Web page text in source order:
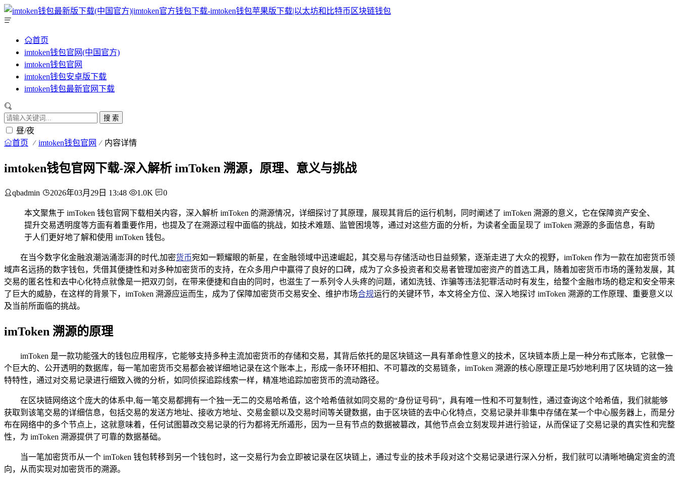
首页
imtoken钱包官网(中国官方)
imtoken钱包官网
imtoken钱包安卓版下载
imtoken钱包最新官网下载
搜 索
昼/夜
首页 imtoken钱包官网 内容详情
imtoken钱包官网下载-深入解析 imToken 溯源，原理、意义与挑战
qbadmin 2026年03月29日 13:48 1.0K 0
本文聚焦于 imToken 钱包官网下载相关内容，深入解析 imToken 的溯源情况，详细探讨了其原理，展现其背后的运行机制，同时阐述了 imToken 溯源的意义，它在保障资产安全、
提升交易透明度等方面有着重要作用，也提及了在溯源过程中面临的挑战，如技术难题、监管困境等，通过对这些方面的分析，为读者全面呈现了 imToken 溯源的多面信息，有助
于人们更好地了解和使用 imToken 钱包。
在当今数字化金融浪潮汹涌澎湃的时代,加密货币宛如一颗耀眼的新星，在金融领域中迅速崛起，其交易与存储活动也日益频繁，逐渐走进了大众的视野，imToken 作为一款在加密货币领
域声名远扬的数字钱包，凭借其便捷性和对多种加密货币的支持，在众多用户中赢得了良好的口碑，成为了众多投资者和交易者管理加密资产的首选工具，随着加密货币市场的蓬勃发展，其
交易的匿名性和去中心化特点就像是一把双刃剑，在带来便捷和自由的同时，也滋生了一系列令人头疼的问题，诸如洗钱、诈骗等违法犯罪活动时有发生，给整个金融市场的稳定和安全带来
了巨大的威胁，在这样的背景下，imToken 溯源应运而生，成为了保障加密货币交易安全、维护市场合规运行的关键环节，本文将全方位、深入地探讨 imToken 溯源的工作原理、重要意义以
及当前所面临的挑战。
imToken 溯源的原理
imToken 是一款功能强大的钱包应用程序，它能够支持多种主流加密货币的存储和交易，其背后依托的是区块链这一具有革命性意义的技术，区块链本质上是一种分布式账本，它就像一
个巨大的、公开透明的数据库，每一笔加密货币交易都会被详细地记录在这个账本上，形成一条环环相扣、不可篡改的交易链条，imToken 溯源的核心原理正是巧妙地利用了区块链的这一独
特特性，通过对交易记录进行细致入微的分析，如同侦探追踪线索一样，精准地追踪加密货币的流动路径。
在区块链网络这个庞大的体系中,每一笔交易都拥有一个独一无二的交易哈希值，这个哈希值就如同交易的“身份证号码”，具有唯一性和不可复制性，通过查询这个哈希值，我们就能够
获取到该笔交易的详细信息，包括交易的发送方地址、接收方地址、交易金额以及交易时间等关键数据，由于区块链的去中心化特点，交易记录并非集中存储在某一个中心服务器上，而是分
布在网络中的多个节点上，这就意味着，任何试图篡改交易记录的行为都将无所遁形，因为一旦有节点的数据被篡改，其他节点会立刻发现并进行验证，从而保证了交易记录的真实性和完整
性，为 imToken 溯源提供了可靠的数据基础。
当一笔加密货币从一个 imToken 钱包转移到另一个钱包时，这一交易行为会立即被记录在区块链上，通过专业的技术手段对这个交易记录进行深入分析，我们就可以清晰地确定资金的流
向，从而实现对加密货币的溯源。